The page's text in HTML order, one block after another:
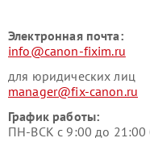
Электронная почта:
info@canon-fixim.ru
для юридических лиц
manager@fix-canon.ru
График работы:
ПН-ВСК с 9:00 до 21:00